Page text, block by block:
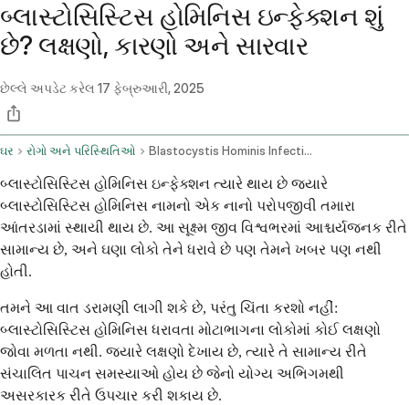
બ્લાસ્ટોસિસ્ટિસ હોમિનિસ ઇન્ફેક્શન શું
છે? લક્ષણો, કારણો અને સારવાર
છેલ્લે અપડેટ કરેલ 17 ફેબ્રુઆરી, 2025
ઘર રોગો અને પરિસ્થિતિઓ Blastocystis Hominis Infection
બ્લાસ્ટોસિસ્ટિસ હોમિનિસ ઇન્ફેક્શન ત્યારે થાય છે જ્યારે
બ્લાસ્ટોસિસ્ટિસ હોમિનિસ નામનો એક નાનો પરોપજીવી તમારા
આંતરડામાં સ્થાયી થાય છે. આ સૂક્ષ્મ જીવ વિશ્વભરમાં આશ્ચર્યજનક રીતે
સામાન્ય છે, અને ઘણા લોકો તેને ધરાવે છે પણ તેમને ખબર પણ નથી
હોતી.
તમને આ વાત ડરામણી લાગી શકે છે, પરંતુ ચિંતા કરશો નહીં:
બ્લાસ્ટોસિસ્ટિસ હોમિનિસ ધરાવતા મોટાભાગના લોકોમાં કોઈ લક્ષણો
જોવા મળતા નથી. જ્યારે લક્ષણો દેખાય છે, ત્યારે તે સામાન્ય રીતે
સંચાલિત પાચન સમસ્યાઓ હોય છે જેનો યોગ્ય અભિગમથી
અસરકારક રીતે ઉપચાર કરી શકાય છે.